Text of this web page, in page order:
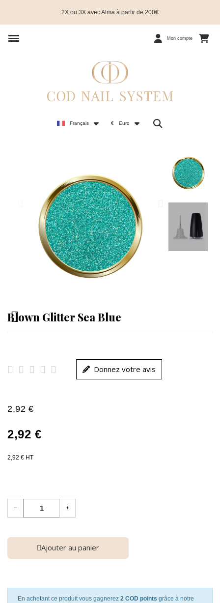
2X ou 3X avec Alma à partir de 200€
Mon compte
Français € Euro
Blown Glitter Sea Blue
     Donnez votre avis
2,92 €
2,92 €
2,92 € HT
− +
Ajouter au panier
En achetant ce produit vous gagnerez 2 COD points grâce à notre